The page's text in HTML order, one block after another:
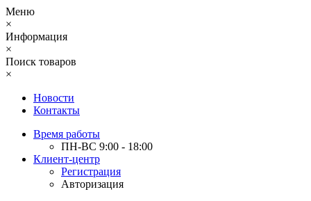
Меню
×
Информация
×
Поиск товаров
×
Новости
Контакты
Время работы
ПН-ВС 9:00 - 18:00
Клиент-центр
Регистрация
Авторизация